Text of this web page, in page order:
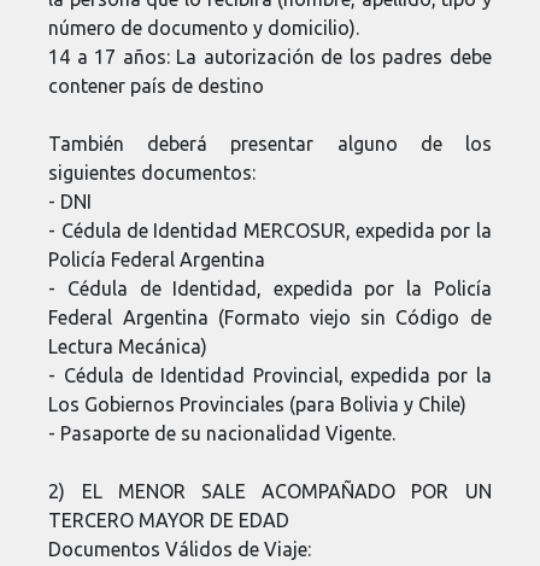
número de documento y domicilio).
14 a 17 años: La autorización de los padres debe
contener país de destino
También deberá presentar alguno de los
siguientes documentos:
- DNI
- Cédula de Identidad MERCOSUR, expedida por la
Policía Federal Argentina
- Cédula de Identidad, expedida por la Policía
Federal Argentina (Formato viejo sin Código de
Lectura Mecánica)
- Cédula de Identidad Provincial, expedida por la
Los Gobiernos Provinciales (para Bolivia y Chile)
- Pasaporte de su nacionalidad Vigente.
2) EL MENOR SALE ACOMPAÑADO POR UN
TERCERO MAYOR DE EDAD
Documentos Válidos de Viaje: